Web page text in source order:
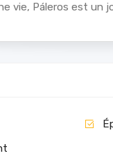
vie, Páleros est un